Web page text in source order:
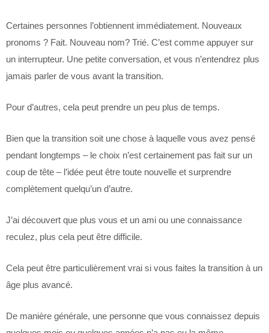
Certaines personnes l’obtiennent immédiatement. Nouveaux
pronoms ? Fait. Nouveau nom? Trié. C’est comme appuyer sur
un interrupteur. Une petite conversation, et vous n’entendrez plus
jamais parler de vous avant la transition.
Pour d’autres, cela peut prendre un peu plus de temps.
Bien que la transition soit une chose à laquelle vous avez pensé
pendant longtemps – le choix n’est certainement pas fait sur un
coup de tête – l’idée peut être toute nouvelle et surprendre
complètement quelqu’un d’autre.
J’ai découvert que plus vous et un ami ou une connaissance
reculez, plus cela peut être difficile.
Cela peut être particulièrement vrai si vous faites la transition à un
âge plus avancé.
De manière générale, une personne que vous connaissez depuis